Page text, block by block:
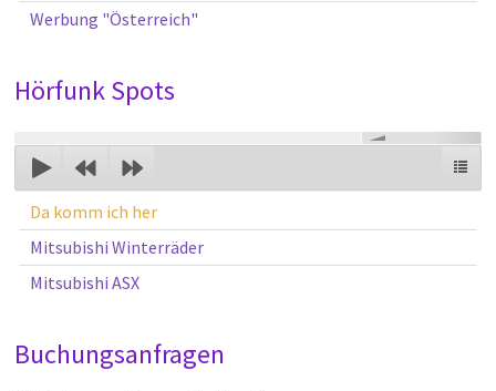
Werbung "Österreich"
Hörfunk Spots
Da komm ich her
Mitsubishi Winterräder
Mitsubishi ASX
Buchungsanfragen